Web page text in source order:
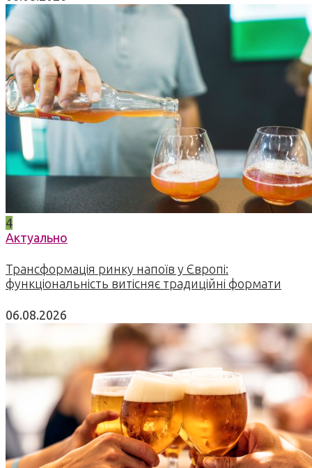
4
Актуально
Трансформація ринку напоїв у Європі:
функціональність витісняє традиційні формати
06.08.2026